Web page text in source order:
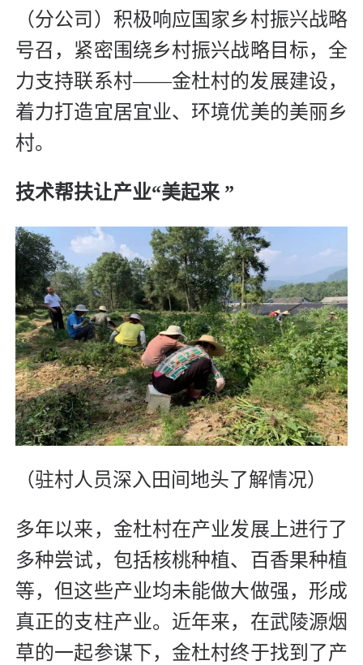
（分公司）积极响应国家乡村振兴战略
号召，紧密围绕乡村振兴战略目标，全
力支持联系村——金杜村的发展建设，
着力打造宜居宜业、环境优美的美丽乡
村。
技术帮扶让产业“美起来 ”
（驻村人员深入田间地头了解情况）
多年以来，金杜村在产业发展上进行了
多种尝试，包括核桃种植、百香果种植
等，但这些产业均未能做大做强，形成
真正的支柱产业。近年来，在武陵源烟
草的一起参谋下，金杜村终于找到了产